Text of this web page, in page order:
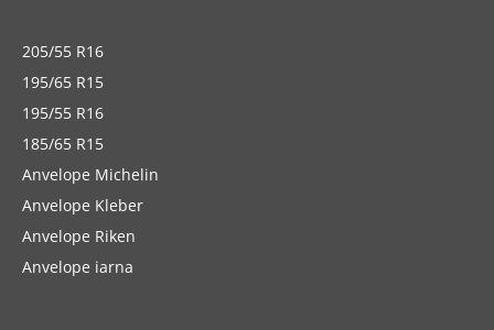
205/55 R16
195/65 R15
195/55 R16
185/65 R15
Anvelope Michelin
Anvelope Kleber
Anvelope Riken
Anvelope iarna